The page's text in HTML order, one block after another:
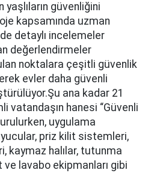
yaşlıların güvenliğini
kapsamında uzman
detaylı incelemeler
değerlendirmeler
noktalara çeşitli güvenlik
evler daha güvenli
ana kadar 21
vatandaşın hanesi “Güvenli
uygulama
priz kilit sistemleri,
kaymaz halılar, tutunma
ve lavabo ekipmanları gibi